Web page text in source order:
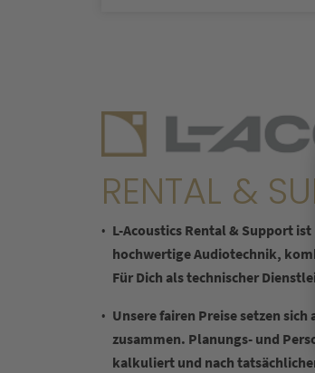
RENTAL &
L-Acoustics Rental & Support ist
hochwertige Audiotechnik,
Für Dich als technischer
Unsere fairen Preise setzen
zusammen. Planungs- und
kalkuliert und nach